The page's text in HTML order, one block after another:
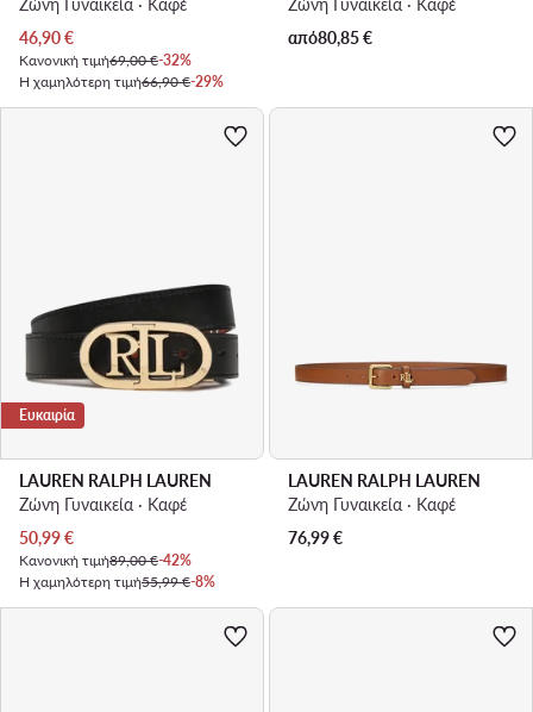
Ζώνη Γυναικεία · Καφέ
Τρέχουσα τιμή
46,90€
Κανονική τιμή69,00 €-32%
Η χαμηλότερη τιμή66,90 €-29%
Ζώνη Γυναικεία · Καφέ
από80,85€
Ευκαιρία
LAUREN RALPH LAUREN
Ζώνη Γυναικεία · Καφέ
Τρέχουσα τιμή
50,99€
Κανονική τιμή89,00 €-42%
Η χαμηλότερη τιμή55,99 €-8%
LAUREN RALPH LAUREN
Ζώνη Γυναικεία · Καφέ
76,99€